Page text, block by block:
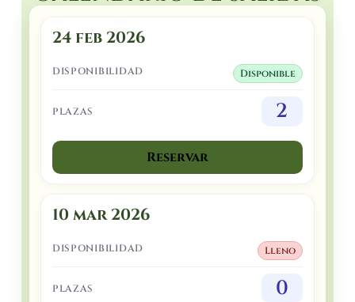
24 feb 2026
DISPONIBILIDAD Disponible
PLAZAS 2
Reservar
10 mar 2026
DISPONIBILIDAD Lleno
PLAZAS 0